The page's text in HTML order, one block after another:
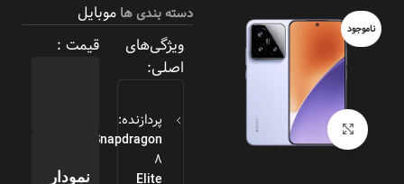
ناموجود
بزرگنمایی تصویر
دسته بندی ها موبایل
ویژگی‌های
اصلی:
پردازنده:
Snapdragon
8
Elite
قیمت :
نمودار